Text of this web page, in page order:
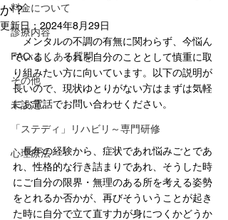
料金について
診療内容
FAQ:よくある質問
その他
未設定
「ステディ」リハビリ～専門研修
心理療法
か？
更新日： 2024年8月29日
メンタルの不調の有無に関わらず、今悩ん
でいるし、それを自分のこととして慎重に取
り組みたい方に向いています。以下の説明が
長いので、現状ゆとりがない方はまずは気軽
にお電話でお問い合わせください。
長年の経験から、症状であれ悩みごとであ
れ、性格的な行き詰まりであれ、そうした時
にご自分の限界・無理のある所を考える姿勢
をとれるか否かが、再びそういうことが起き
た時に自分で立て直す力が身につくかどうか